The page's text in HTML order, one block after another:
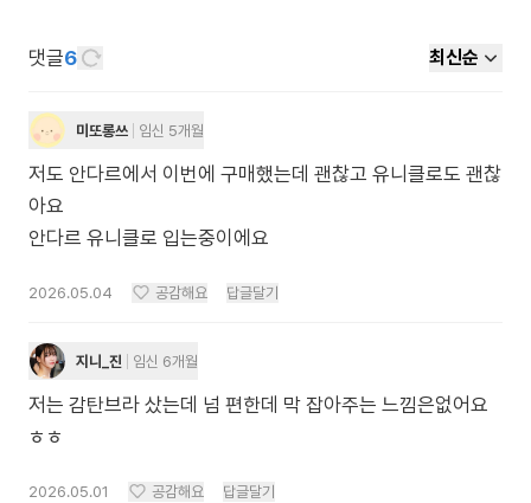
댓글6 최신순
미또롱쓰 임신 5개월
저도 안다르에서 이번에 구매했는데 괜찮고 유니클로도 괜찮
아요
안다르 유니클로 입는중이에요
2026.05.04 공감해요 답글달기
지니_진 임신 6개월
저는 감탄브라 샀는데 넘 편한데 막 잡아주는 느낌은없어요
ㅎㅎ
2026.05.01 공감해요 답글달기